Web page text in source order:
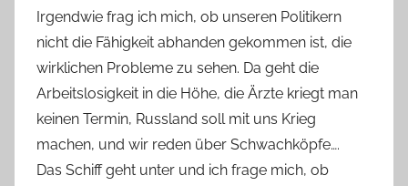
Irgendwie frag ich mich, ob unseren Politikern
nicht die Fähigkeit abhanden gekommen ist, die
wirklichen Probleme zu sehen. Da geht die
Arbeitslosigkeit in die Höhe, die Ärzte kriegt man
keinen Termin, Russland soll mit uns Krieg
machen, und wir reden über Schwachköpfe….
Das Schiff geht unter und ich frage mich, ob